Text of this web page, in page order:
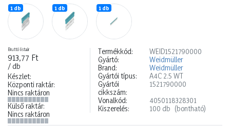
1 db 1 db 1 db
Bruttó listaár
913,77 Ft
/ db
Készlet:
Központi raktár:
Nincs raktáron
Külső raktár:
Nincs raktáron
Termékkód:
WEID1521790000
Gyártó:
Weidmüller
Brand:
Weidmüller
Gyártói típus:
A4C 2.5 WT
Gyártói
cikkszám:
1521790000
Vonalkód:
4050118328301
Kiszerelés:
100 db (bontható)